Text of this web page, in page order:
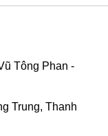
Tông Phan -
Trung, Thanh